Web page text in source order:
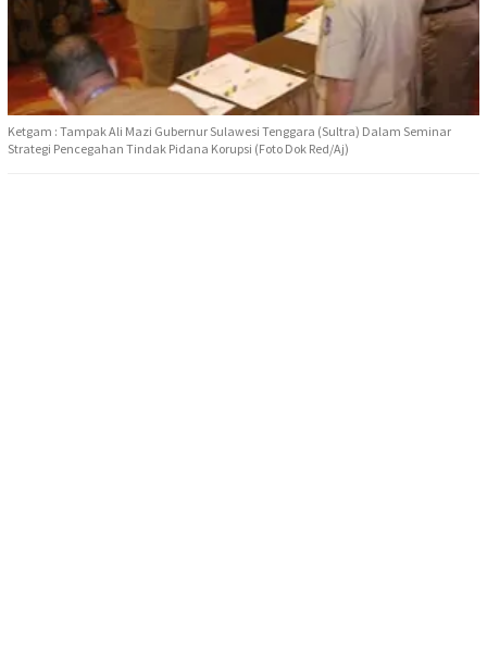
Ketgam : Tampak Ali Mazi Gubernur Sulawesi Tenggara (Sultra) Dalam Seminar
Strategi Pencegahan Tindak Pidana Korupsi (Foto Dok Red/Aj)